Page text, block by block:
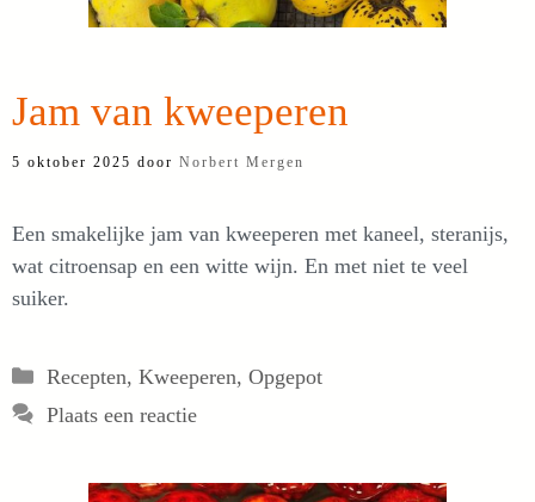
Jam van kweeperen
5 oktober 2025 door Norbert Mergen
Een smakelijke jam van kweeperen met kaneel, steranijs,
wat citroensap en een witte wijn. En met niet te veel
suiker.
Categorieën
Recepten, Kweeperen, Opgepot
Plaats een reactie